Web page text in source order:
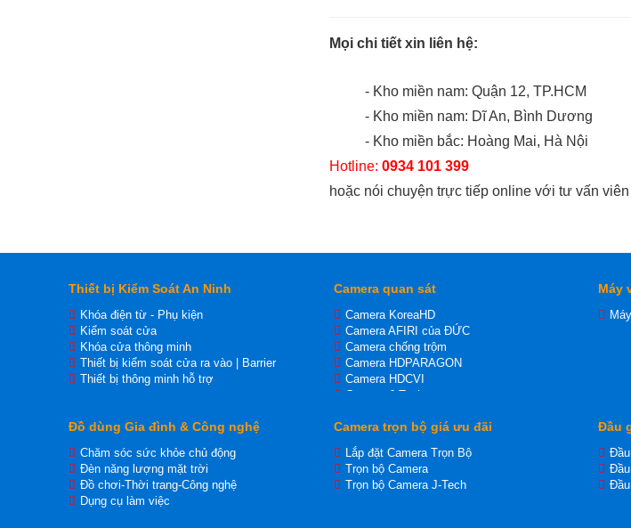
Mọi chi tiết xin liên hệ:
- Kho miền nam: Quận 12, TP.HCM
- Kho miền nam: Dĩ An, Bình Dương
- Kho miền bắc: Hoàng Mai, Hà Nội
Hotline: 0934 101 399
hoặc nói chuyện trực tiếp online với tư vấn
Thiết bị Kiểm Soát An Ninh
Khóa điện từ - Phụ kiện
Kiểm soát cửa
Khóa cửa thông minh
Thiết bị kiểm soát cửa ra vào | Barrier
Thiết bị thông minh hỗ trợ
Camera quan sát
Camera KoreaHD
Camera AFIRI của ĐỨC
Camera chống trộm
Camera HDPARAGON
Camera HDCVI
Camera J-Tech
Camera Ip Wifi dùng thẻ nhớ
Camera HDTVI
Máy
Đồ dùng Gia đình & Công nghệ
Chăm sóc sức khỏe chủ động
Đèn năng lượng mặt trời
Đồ chơi-Thời trang-Công nghệ
Dụng cụ làm việc
Camera trọn bộ giá ưu đãi
Lắp đặt Camera Trọn Bộ
Trọn bộ Camera
Trọn bộ Camera J-Tech
Đầu